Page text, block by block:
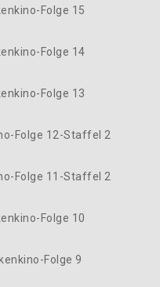
Folge 15
Folge 14
Folge 13
Folge 12-Staffel 2
Folge 11-Staffel 2
Folge 10
Folge 9